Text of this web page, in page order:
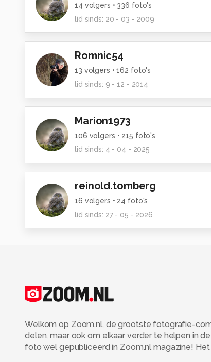
14 volgers • 336 foto's
lid sinds: 20 - 03 - 2009
Romnic54
13 volgers •162 foto's
lid sinds: 9 - 12 - 2014
Marion1973
106 volgers • 215 foto's
lid sinds: 4 - 04 - 2025
reinold.tomberg
16 volgers • 24 foto's
lid sinds: 27 - 05 - 2026
Welkom op Zoom.nl, de grootste fotografie-
delen, maar ook om elkaar verder te helpen in
foto wel gepubliceerd in Zoom.nl magazine!